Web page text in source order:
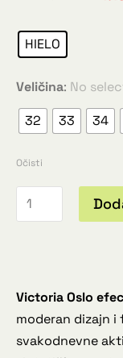
HIELO
Veličina: No
32 33 34
Očisti
Victoria Oslo
moderan dizajn
svakodnevne